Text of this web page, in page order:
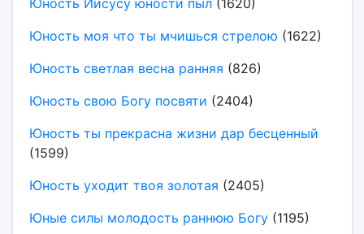
Юность Иисусу юности пыл(1620)
Юность моя что ты мчишься стрелою (1622)
Юность светлая весна ранняя (826)
Юность свою Богу посвяти (2404)
Юность ты прекрасна жизни дар бесценный
(1599)
Юность уходит твоя золотая (2405)
Юные силы молодость раннюю Богу(1195)